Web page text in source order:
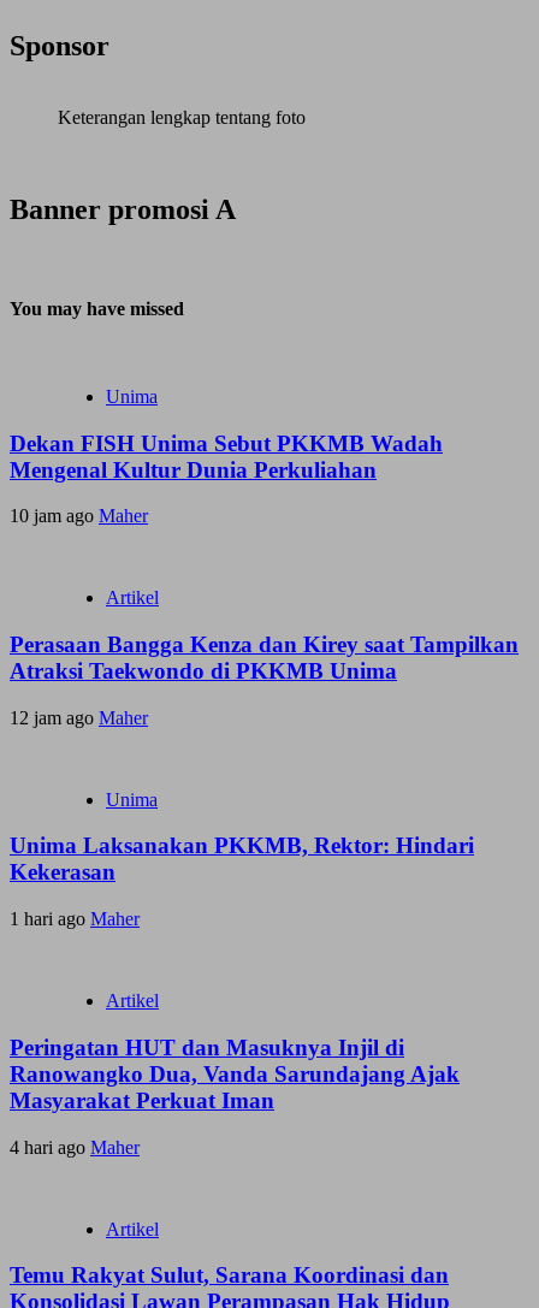
Sponsor
Keterangan lengkap tentang foto
Banner promosi A
You may have missed
Unima
Dekan FISH Unima Sebut PKKMB Wadah
Mengenal Kultur Dunia Perkuliahan
10 jam ago Maher
Artikel
Perasaan Bangga Kenza dan Kirey saat Tampilkan
Atraksi Taekwondo di PKKMB Unima
12 jam ago Maher
Unima
Unima Laksanakan PKKMB, Rektor: Hindari
Kekerasan
1 hari ago Maher
Artikel
Peringatan HUT dan Masuknya Injil di
Ranowangko Dua, Vanda Sarundajang Ajak
Masyarakat Perkuat Iman
4 hari ago Maher
Artikel
Temu Rakyat Sulut, Sarana Koordinasi dan
Konsolidasi Lawan Perampasan Hak Hidup